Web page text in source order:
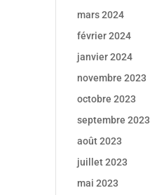
mars 2024
février 2024
janvier 2024
novembre 2023
octobre 2023
septembre 2023
août 2023
juillet 2023
mai 2023